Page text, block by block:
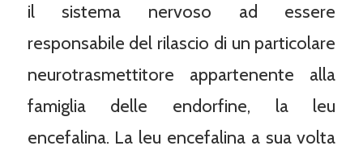
il sistema nervoso ad essere
responsabile del rilascio di un particolare
neurotrasmettitore appartenente alla
famiglia delle endorfine, la leu
encefalina. La leu encefalina a sua volta